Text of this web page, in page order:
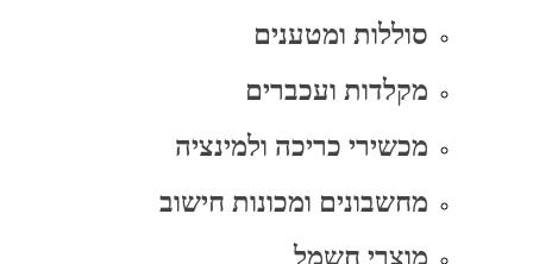
סוללות ומטענים
מקלדות ועכברים
מכשירי כריכה ולמינציה
מחשבונים ומכונות חישוב
מוצרי חשמל